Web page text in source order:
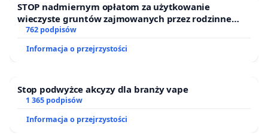
STOP nadmiernym opłatom za użytkowanie
wieczyste gruntów zajmowanych przez rodzinne
ogrody działkowe.
762 podpisów
Informacja o przejrzystości
Stop podwyżce akcyzy dla branży vape
1 365 podpisów
Informacja o przejrzystości